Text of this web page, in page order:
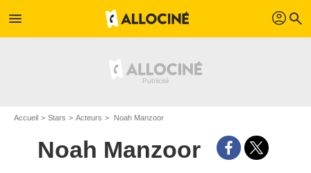
menu profil search
Accueil Stars Acteurs Noah Manzoor
Noah Manzoor